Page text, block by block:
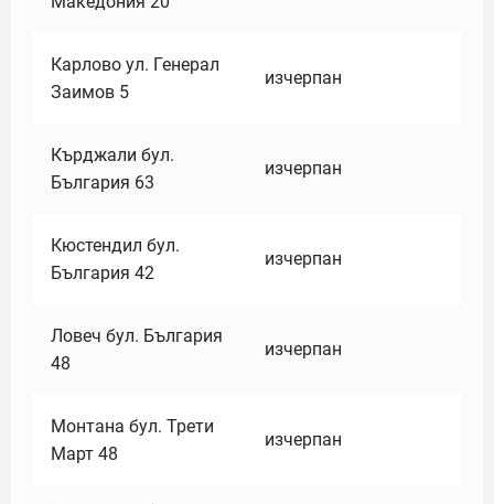
Карлово ул. Генерал
Заимов 5
изчерпан
Кърджали бул.
България 63
изчерпан
Кюстендил бул.
България 42
изчерпан
Ловеч бул. България
48
изчерпан
Монтана бул. Трети
Март 48
изчерпан